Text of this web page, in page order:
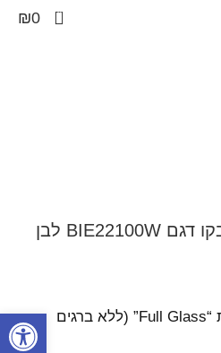
0
₪0
דלת זכוכית חלקה 2 שכבות “Full Glass” (ללא ברגים
פתח